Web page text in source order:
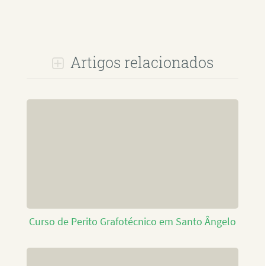
Artigos relacionados
Curso de Perito Grafotécnico em Santo Ângelo